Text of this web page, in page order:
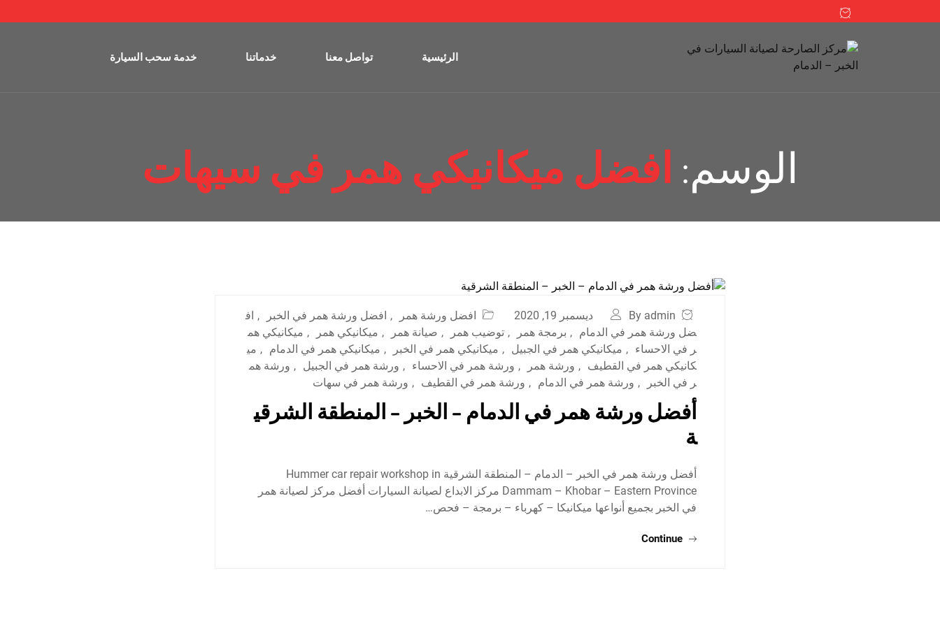
الرئيسية تواصل معنا خدماتنا خدمة سحب السيارة
الوسم: افضل ميكانيكي همر في سيهات
By admin ديسمبر 19, 2020 افضل ورشة همر , افضل ورشة همر في الخبر , اف
ضل ورشة همر في الدمام , برمجة همر , توضيب همر , صيانة همر , ميكانيكي همر , ميكانيكي هم
ر في الاحساء , ميكانيكي همر في الجبيل , ميكانيكي همر في الخبر , ميكانيكي همر في الدمام , مي
كانيكي همر في القطيف , ورشة همر , ورشة همر في الاحساء , ورشة همر في الجبيل , ورشة هم
ر في الخبر
, ورشة همر في الدمام , ورشة همر في القطيف , ورشة همر في سهات
أفضل ورشة همر في الدمام – الخبر – المنطقة الشرقي
ة
أفضل ورشة همر في الخبر – الدمام – المنطقة الشرقية Hummer car repair workshop in
Dammam – Khobar – Eastern Province مركز الابداع لصيانة السيارات أفضل مركز لصيانة همر
في الخبر بجميع أنواعها ميكانيكا – كهرباء – برمجة – فحص…
Continue